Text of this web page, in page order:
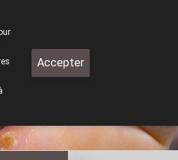
610 300
fermé
Accepter